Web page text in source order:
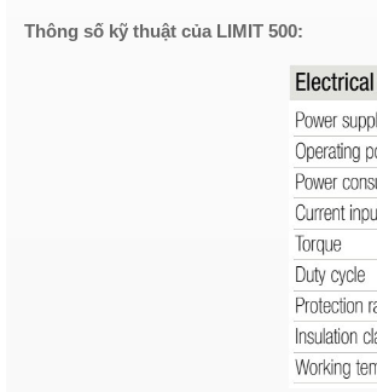
Thông số kỹ thuật của LIMIT 500: